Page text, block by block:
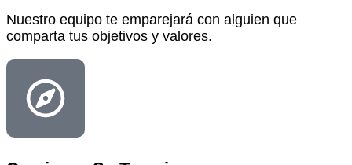
Nuestro equipo te emparejará con alguien que
comparta tus objetivos y valores.